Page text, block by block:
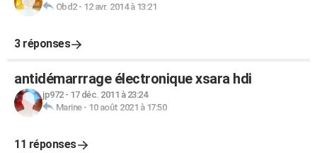
Obd2- 12 avr. 2014 à 13:21
3 réponses
antidémarrrage électronique xsara hdi
jp972- 17 déc. 2011 à 23:24
Marine- 10 août 2021 à 17:50
11 réponses